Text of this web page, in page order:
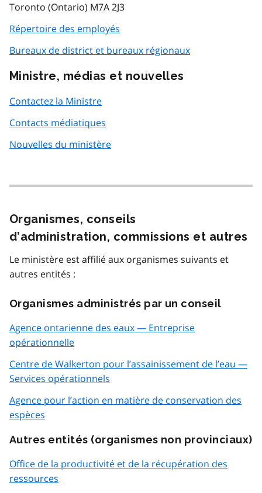
Toronto (Ontario) M7A 2J3
Répertoire des employés
Bureaux de district et bureaux régionaux
Ministre, médias et nouvelles
Contactez la Ministre
Contacts médiatiques
Nouvelles du ministère
Organismes, conseils
d’administration, commissions et autres
Le ministère est affilié aux organismes suivants et
autres entités :
Organismes administrés par un conseil
Agence ontarienne des eaux — Entreprise
opérationnelle
Centre de Walkerton pour l’assainissement de l’eau —
Services opérationnels
Agence pour l’action en matière de conservation des
espèces
Autres entités (organismes non provinciaux)
Office de la productivité et de la récupération des
ressources